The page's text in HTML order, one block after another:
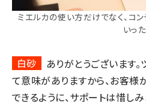
ミエルカの使い方だけでなく、コ
いった
白砂
ありがとうございます
て意味がありますから、お客様
できるように、サポートは惜し